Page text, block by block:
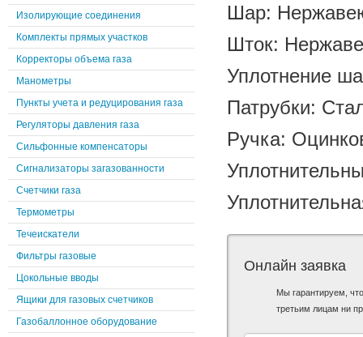
Шар:
Шток:
Уплотнение
Патрубки:
Ручка:
Онлайн заявка
Мы гарантируем,
третьим лицам ни
Изолирующие соединения
Комплекты прямых участков
Корректоры объема газа
Манометры
Пункты учета и редуцирования газа
Регуляторы давления газа
Сильфонные компенсаторы
Сигнализаторы загазованности
Счетчики газа
Термометры
Течеискатели
Фильтры газовые
Цокольные вводы
Ящики для газовых счетчиков
Газобаллонное оборудование